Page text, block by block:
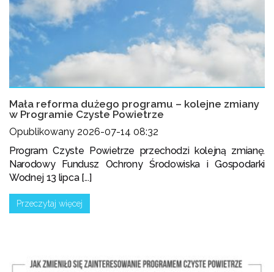
Mała reforma dużego programu – kolejne zmiany
w Programie Czyste Powietrze
Opublikowany 2026-07-14 08:32
Program Czyste Powietrze przechodzi kolejną zmianę.
Narodowy Fundusz Ochrony Środowiska i Gospodarki
Wodnej 13 lipca [...]
Przeczytaj więcej